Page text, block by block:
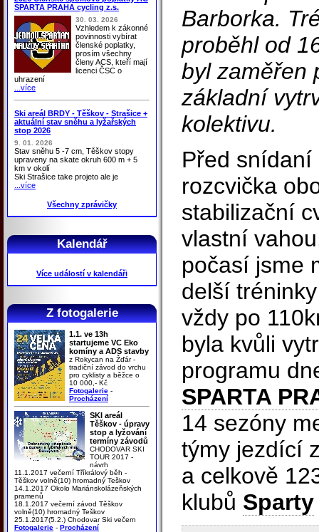
SPARTA PRAHA cycling z.s.
30. 03. 2026
Vzhledem k zákonné
povinnosti vybírat
členské poplatky,
prosím všechny
členy ACS, kteří mají
licenci ČSC o
uhrazení
...více
Ski areál BRDY - Těškov - Strašice +
aktuální stav sněhu a lyžařských
stop 2026
9. 01. 2026
Stav sněhu 5 -7 cm, Těškov stopy
upraveny na skate okruh 600 m + 5
km v okolí
Ski Strašice take projeto ale je
...více
Všechny zprávičky
Kalendář
Více událostí v kalendáři
Z fotogalerie
1.1. ve 13h
startujeme VC Eko
komíny a ADS stavby
z Rokycan na Žďár -
tradiční závod do vrchu
pro cyklisty a běžce o
10 000,- Kč
Fotogalerie -
Procházení
SKI areál
Těškov - úpravy
stop a lyžování
termíny závodů
CHODOVAR SKI
TOUR 2017 -
návrh
11.1.2017 večerní Tříkrálový běh -
Těškov volně(10) hromadný Teškov
14.1.2017 Okolo Mariánskolázeňských
pramenů
18.1.2017 večerní závod Těškov
volně(10) hromadný Teškov
25.1.2017(5.2.) Chodovar Ski večern
Fotogalerie - Procházení
Barborka.
proběhl od
byl zaměřen
základní
kolektivu.
Před snídaní
rozcvička
stabilizační
vlastní
počasí jsme
delší
vždy po
byla kvůli
programu
SPARTA
14 sezóny
týmy jezdící
a celkově
klubů Sparty